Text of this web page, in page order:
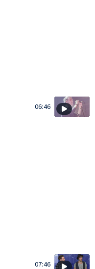
06:46
07:46